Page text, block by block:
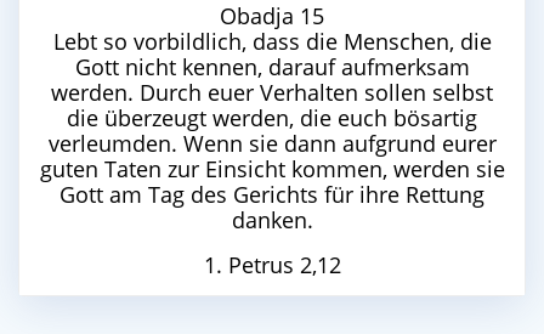
Obadja 15
Lebt so vorbildlich, dass die Menschen, die
Gott nicht kennen, darauf aufmerksam
werden. Durch euer Verhalten sollen selbst
die überzeugt werden, die euch bösartig
verleumden. Wenn sie dann aufgrund eurer
guten Taten zur Einsicht kommen, werden sie
Gott am Tag des Gerichts für ihre Rettung
danken.
1. Petrus 2,12